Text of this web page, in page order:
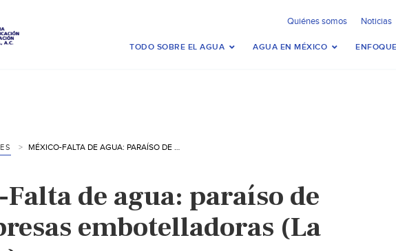
Quiénes somos Noticias
TODO SOBRE EL AGUA AGUA EN MÉXICO
MÉXICO-FALTA DE AGUA: PARAÍSO DE LAS EMPRESAS EMBOTELLADORAS (LA JORNADA)
de agua: paraíso de
embotelladoras (La